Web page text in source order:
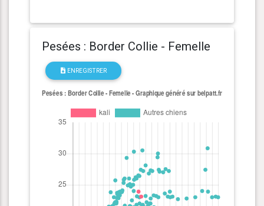
Pesées : Border Collie - Femelle
ENREGISTRER